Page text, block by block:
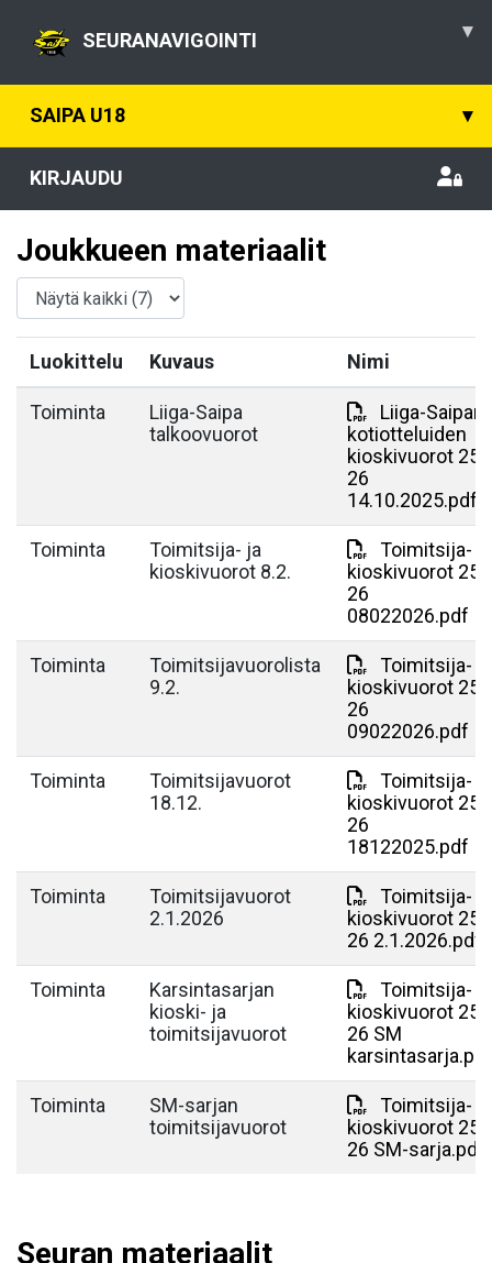
SEURANAVIGOINTI ▾
SAIPA U18 ▾
KIRJAUDU
Joukkueen materiaalit
Luokittelu Kuvaus Nimi
Toiminta
Liiga-Saipa
talkoovuorot
Liiga-Saipan
kotiotteluiden
kioskivuorot 25-
26
14.10.2025.pdf
Toiminta
Toimitsija- ja
kioskivuorot 8.2.
Toimitsija- ja
kioskivuorot 25-
26
08022026.pdf
Toiminta
Toimitsijavuorolista
9.2.
Toimitsija- ja
kioskivuorot 25-
26
09022026.pdf
Toiminta
Toimitsijavuorot
18.12.
Toimitsija- ja
kioskivuorot 25-
26
18122025.pdf
Toiminta
Toimitsijavuorot
2.1.2026
Toimitsija- ja
kioskivuorot 25-
26 2.1.2026.pdf
Toiminta
Karsintasarjan
kioski- ja
toimitsijavuorot
Toimitsija- ja
kioskivuorot 25-
26 SM
karsintasarja.pdf
Toiminta
SM-sarjan
toimitsijavuorot
Toimitsija- ja
kioskivuorot 25-
26 SM-sarja.pdf
Seuran materiaalit